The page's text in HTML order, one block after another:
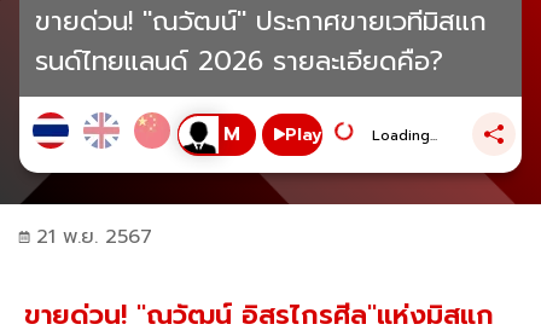
ขายด่วน! "ณวัฒน์" ประกาศขายเวทีมิสแก
รนด์ไทยแลนด์ 2026 รายละเอียดคือ?
Play Loading...
21 พ.ย. 2567
ขายด่วน! "ณวัฒน์ อิสรไกรศีล"แห่งมิสแก